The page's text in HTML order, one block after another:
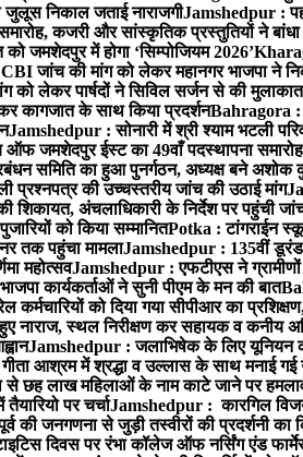
निकाल जताई नाराजगीJamshedpur :
कजरी और सांस्कृतिक प्रस्तुतियों ने बांधा
जमशेदपुर में होगा ‘सिम्पोजियम 2026’
जांच की मांग को लेकर महानगर भाजपा ने
को लेकर पार्षदों ने सिविल सर्जन से की मुलाकात
कागजात के साथ किया प्रदर्शनBahragora :
Jamshedpur : सोनारी में श्री श्याम भटली
जमशेदपुर ईस्ट का 49वाँ पदस्थापना
समिति का हुआ पुनर्गठन, अध्यक्ष बने अशोक
प्रश्नपत्र की उच्चस्तरीय जांच की उठाई मांग
अंचलाधिकारी के निर्देश पर पहुंची
को किया सम्मानितPotka : टांगराईन
तक पहुंचा मामलाJamshedpur : 135वीं डूरंड
महोत्सवJamshedpur : एफटीएस ने ग्रामीणों
कार्यकर्ताओं ने सुनी पीएम के मन की बात
कर्मचारियों को दिया गया सीपीआर का
नाराज, स्थल निरीक्षण कर सहायक व कनीय
Jamshedpur : जलाभिषेक के लिए यूनियन
आश्रम में श्रद्धा व उल्लास के साथ मनाई गई
छह लाख महिलाओं के नाम काटे जाने पर
पर चर्चाJamshedpur : कारगिल
जनगणना से जुड़ी तस्वीरों की प्रदर्शनी का
दिवस पर रंभा कॉलेज ऑफ नर्सिंग एंड